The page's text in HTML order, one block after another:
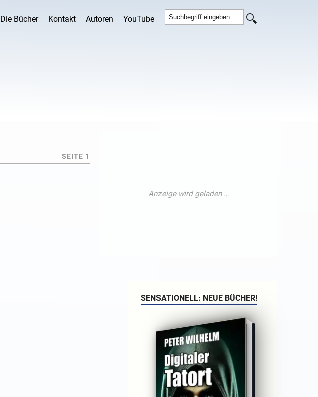
Die Bücher Kontakt Autoren YouTube
SEITE 1
SENSATIONELL: NEUE BÜCHER!